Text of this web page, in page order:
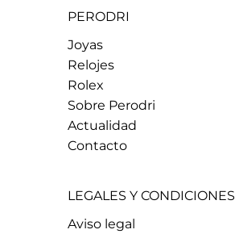
PERODRI
Joyas
Relojes
Rolex
Sobre Perodri
Actualidad
Contacto
LEGALES Y CONDICIONES
Aviso legal